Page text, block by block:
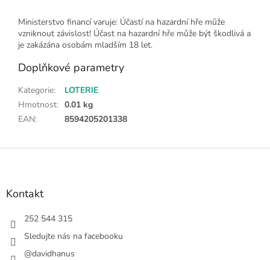
Ministerstvo financí varuje: Účastí na hazardní hře může
vzniknout závislost! Účast na hazardní hře může být škodlivá a
je zakázána osobám mladším 18 let.
Doplňkové parametry
Kategorie:
LOTERIE
Hmotnost: 0.01 kg
EAN: 8594205201338
Z
Kontakt
252 544 315
Sledujte nás na facebooku
@davidhanus